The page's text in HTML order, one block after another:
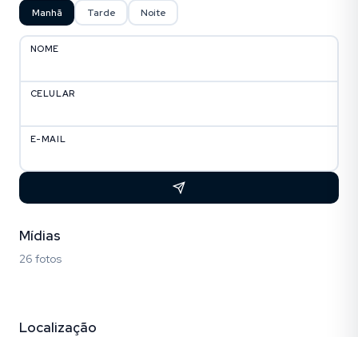
Manhã Tarde Noite
NOME
CELULAR
E-MAIL
Mídias
26 fotos
Localização